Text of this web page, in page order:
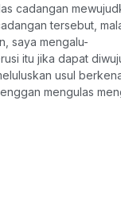
cadangan
tersebut,
saya mengalu-
itu jika dapat
usul
mengulas